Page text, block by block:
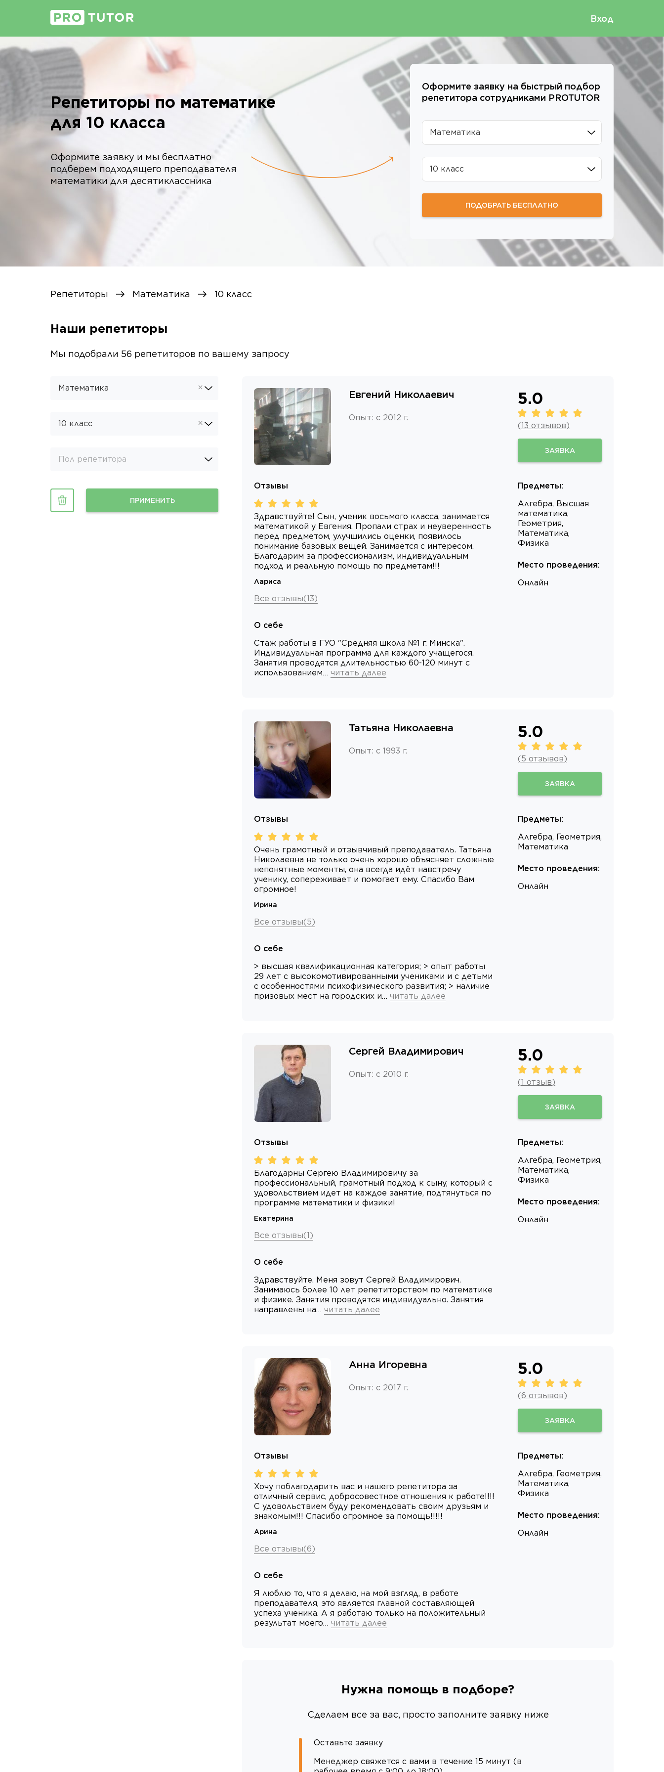
Вход
Репетиторы по математике
для 10 класса
Оформите заявку и мы бесплатно
подберем подходящего преподавателя
математики для десятиклассника
Оформите заявку на быстрый подбор
репетитора сотрудниками PROTUTOR
Математика
10 класс
ПОДОБРАТЬ БЕСПЛАТНО
Репетиторы Математика 10 класс
Наши репетиторы
Мы подобрали 56 репетиторов по вашему запросу
Математика ×
10 класс ×
Пол репетитора
ПРИМЕНИТЬ
Евгений Николаевич
Опыт: с 2012 г.
5.0
(13 отзывов)
ЗАЯВКА
Отзывы
Здравствуйте! Сын, ученик восьмого класса, занимается
математикой у Евгения. Пропали страх и неуверенность
перед предметом, улучшились оценки, появилось
понимание базовых вещей. Занимается с интересом.
Благодарим за профессионализм, индивидуальным
подход и реальную помощь по предметам!!!
Лариса
Все отзывы(13)
О себе
Стаж работы в ГУО "Средняя школа №1 г. Минска".
Индивидуальная программа для каждого учащегося.
Занятия проводятся длительностью 60-120 минут с
использованием… читать далее
Предметы:
Алгебра, Высшая
математика,
Геометрия,
Математика,
Физика
Место проведения:
Онлайн
Татьяна Николаевна
Опыт: с 1993 г.
5.0
(5 отзывов)
ЗАЯВКА
Отзывы
Очень грамотный и отзывчивый преподаватель. Татьяна
Николаевна не только очень хорошо объясняет сложные
непонятные моменты, она всегда идёт навстречу
ученику, сопереживает и помогает ему. Спасибо Вам
огромное!
Ирина
Все отзывы(5)
О себе
> высшая квалификационная категория; > опыт работы
29 лет с высокомотивированными учениками и с детьми
с особенностями психофизического развития; > наличие
призовых мест на городских и… читать далее
Предметы:
Алгебра, Геометрия,
Математика
Место проведения:
Онлайн
Сергей Владимирович
Опыт: с 2010 г.
5.0
(1 отзыв)
ЗАЯВКА
Отзывы
Благодарны Сергею Владимировичу за
профессиональный, грамотный подход к сыну, который с
удовольствием идет на каждое занятие, подтянуться по
программе математики и физики!
Екатерина
Все отзывы(1)
О себе
Здравствуйте. Меня зовут Сергей Владимирович.
Занимаюсь более 10 лет репетиторством по математике
и физике. Занятия проводятся индивидуально. Занятия
направлены на… читать далее
Предметы:
Алгебра, Геометрия,
Математика,
Физика
Место проведения:
Онлайн
Анна Игоревна
Опыт: с 2017 г.
5.0
(6 отзывов)
ЗАЯВКА
Отзывы
Хочу поблагодарить вас и нашего репетитора за
отличный сервис, добросовестное отношения к работе!!!!
С удовольствием буду рекомендовать своим друзьям и
знакомым!!! Спасибо огромное за помощь!!!!!
Арина
Все отзывы(6)
О себе
Я люблю то, что я делаю, на мой взгляд, в работе
преподавателя, это является главной составляющей
успеха ученика. А я работаю только на положительный
результат моего… читать далее
Предметы:
Алгебра, Геометрия,
Математика,
Физика
Место проведения:
Онлайн
Нужна помощь в подборе?
Сделаем все за вас, просто заполните заявку ниже
Оставьте заявку
Менеджер свяжется с вами в течение 15 минут (в